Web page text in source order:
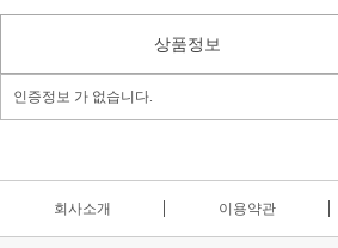
상품정보
인증정보 가 없습니다.
회사소개 이용약관